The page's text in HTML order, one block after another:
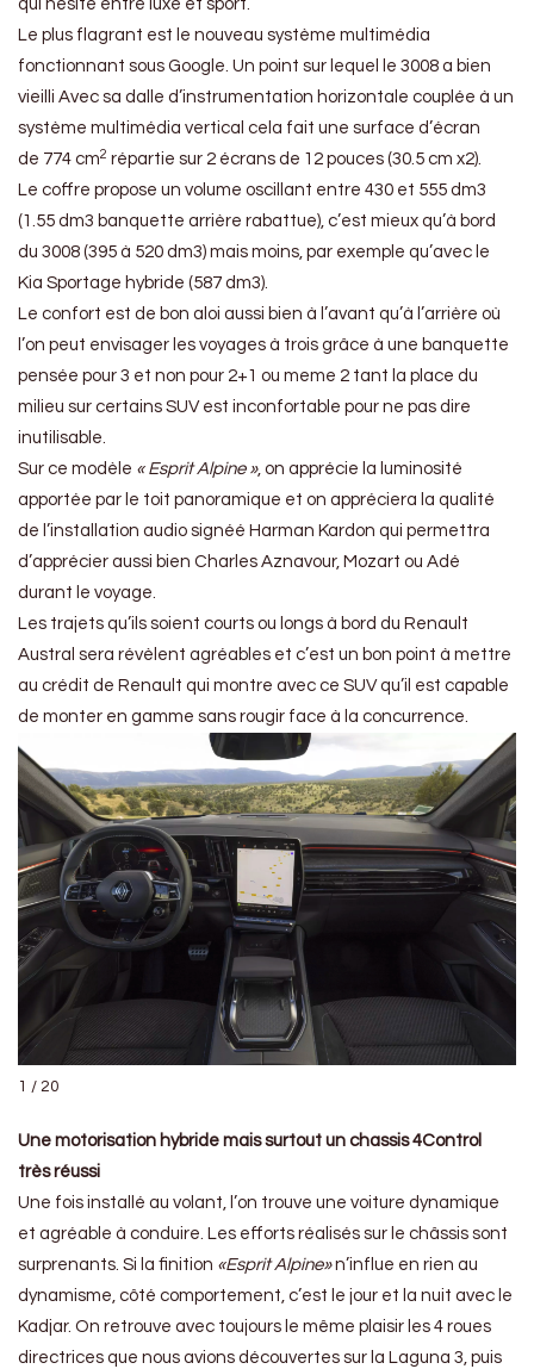
qui hésite entre luxe et sport.
Le plus flagrant est le nouveau système multimédia
fonctionnant sous Google. Un point sur lequel le 3008 a bien
vieilli Avec sa dalle d’instrumentation horizontale couplée à un
système multimédia vertical cela fait une surface d’écran
de 774 cm2 répartie sur 2 écrans de 12 pouces (30.5 cm x2).
Le coffre propose un volume oscillant entre 430 et 555 dm3
(1.55 dm3 banquette arrière rabattue), c’est mieux qu’à bord
du 3008 (395 à 520 dm3) mais moins, par exemple qu’avec le
Kia Sportage hybride (587 dm3).
Le confort est de bon aloi aussi bien à l’avant qu’à l’arrière où
l’on peut envisager les voyages à trois grâce à une banquette
pensée pour 3 et non pour 2+1 ou meme 2 tant la place du
milieu sur certains SUV est inconfortable pour ne pas dire
inutilisable.
Sur ce modèle « Esprit Alpine », on apprécie la luminosité
apportée par le toit panoramique et on appréciera la qualité
de l’installation audio signéé Harman Kardon qui permettra
d’apprécier aussi bien Charles Aznavour, Mozart ou Adé
durant le voyage.
Les trajets qu’ils soient courts ou longs à bord du Renault
Austral sera révèlent agréables et c’est un bon point à mettre
au crédit de Renault qui montre avec ce SUV qu’il est capable
de monter en gamme sans rougir face à la concurrence.
1 / 20
Une motorisation hybride mais surtout un chassis 4Control
très réussi
Une fois installé au volant, l’on trouve une voiture dynamique
et agréable à conduire. Les efforts réalisés sur le châssis sont
surprenants. Si la finition «Esprit Alpine»n’influe en rien au
dynamisme, côté comportement, c’est le jour et la nuit avec le
Kadjar. On retrouve avec toujours le même plaisir les 4 roues
directrices que nous avions découvertes sur la Laguna 3, puis